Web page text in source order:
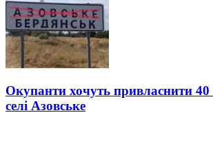
Окупанти хочуть привласнити
селі Азовське